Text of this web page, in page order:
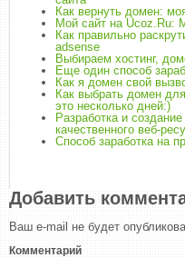
Как вернуть домен:
Мой сайт на Ucoz.Ru:
Как правильно
adsense
Выбираем хостинг,
Еще один способ
Как я домен свой
Как выбрать домен
это несколько дней:)
Разработка и
качественного веб-
Способ заработка на
Добавить
Ваш e-mail не будет
Комментарий